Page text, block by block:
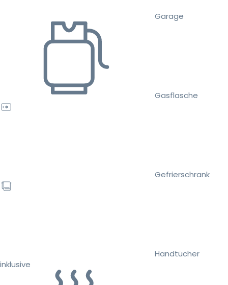
Garage
Gasflasche
Gefrierschrank
Handtücher
inklusive